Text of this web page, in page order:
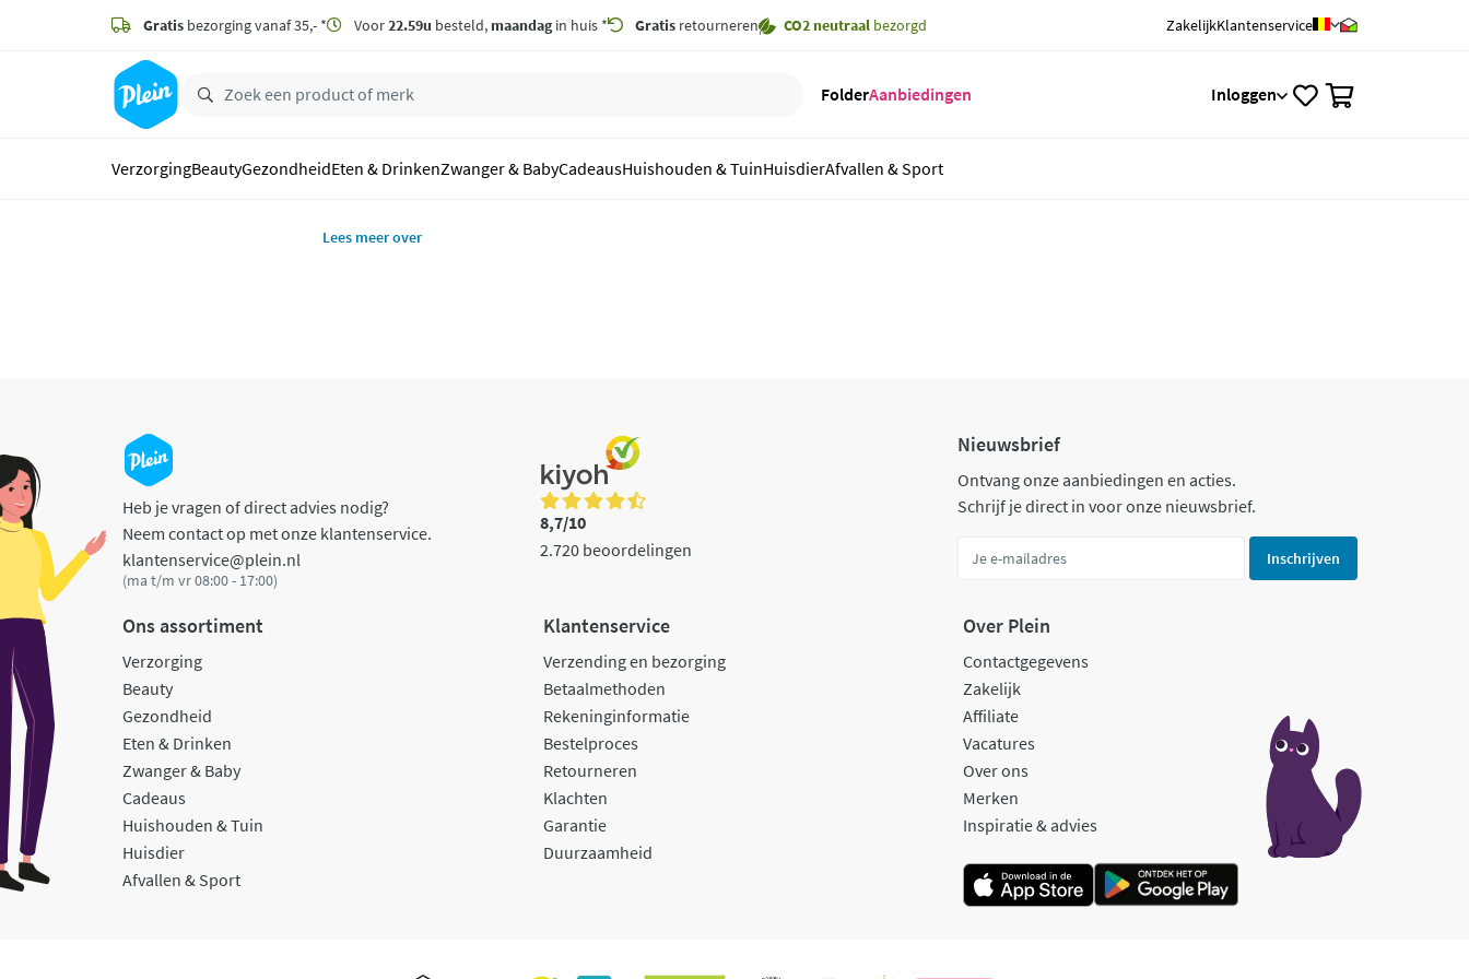
zoeken
hoofdinhoud
Gratis bezorging vanaf 35,- * Voor22.59u besteld, maandagin huis * Gratis retourneren CO2 neutraal bezorgd ZakelijkKlantenservice
FolderAanbiedingen Inloggen
VerzorgingBeautyGezondheidEten & DrinkenZwanger & BabyCadeausHuishouden & TuinHuisdierAfvallen & Sport
Lees meer over
Heb je vragen of direct advies nodig?
Neem contact op met onze klantenservice.
klantenservice@plein.nl
(ma t/m vr 08:00 - 17:00)
8,7/10
2.720 beoordelingen
Nieuwsbrief
Ontvang onze aanbiedingen en acties.
Schrijf je direct in voor onze nieuwsbrief.
Inschrijven
Ons assortiment
Verzorging
Beauty
Gezondheid
Eten & Drinken
Zwanger & Baby
Cadeaus
Huishouden & Tuin
Huisdier
Afvallen & Sport
Klantenservice
Verzending en bezorging
Betaalmethoden
Rekeninginformatie
Bestelproces
Retourneren
Klachten
Garantie
Duurzaamheid
Over Plein
Contactgegevens
Zakelijk
Affiliate
Vacatures
Over ons
Merken
Inspiratie & advies